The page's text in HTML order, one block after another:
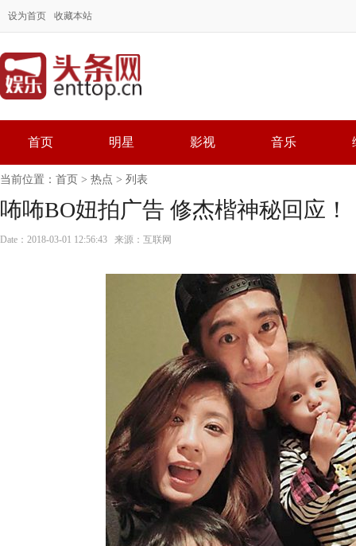
设为首页 收藏本站
首页 明星 影视 音乐
当前位置： 首页 > 热点 > 列表
咘咘BO妞拍广告 修杰楷神秘回应！
Date：2018-03-01 12:56:43 来源：互联网